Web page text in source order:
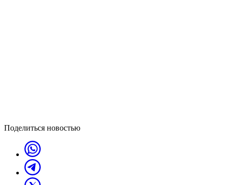
Поделиться новостью